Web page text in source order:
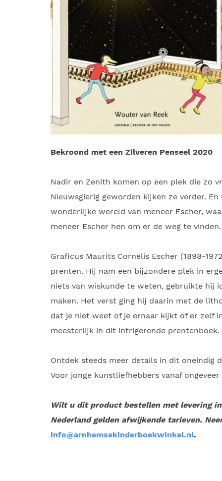
Bekroond met een Zilveren Penseel 2020
Nadir en Zenith komen op een plek die zo
Nieuwsgierig geworden kijken ze verder.
wonderlijke wereld van meneer Escher,
meneer Escher hen om er de weg te
Graficus Maurits Cornelis Escher (1898-
prenten. Hij nam een bijzondere plek in
niets van wiskunde te weten, gebruikte hij
maken. Het verst ging hij daarin met de
dat je niet weet of je ernaar kijkt of er zelf
meesterlijk in dit intrigerende prentenboek.
Ontdek steeds meer details in dit oneindig
Voor jonge kunstliefhebbers vanaf ongeveer
Wilt u dit product bestellen met levering
Nederland gelden afwijkende tarieven.
info@arnhemsekinderboekwinkel.nl.